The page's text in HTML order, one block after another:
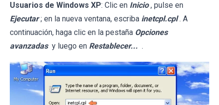
Usuarios de Windows XP: Clic en Inicio , pulse en
Ejecutar ; en la nueva ventana, escriba inetcpl.cpl . A
continuación, haga clic en la pestaña Opciones
avanzadas y luego en Restablecer... .